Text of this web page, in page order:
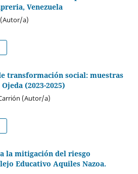
Venezuela
(Autor/a)
transformación social: muestras
(2023-2025)
(Autor/a)
la mitigación del riesgo
Educativo Aquiles Nazoa.